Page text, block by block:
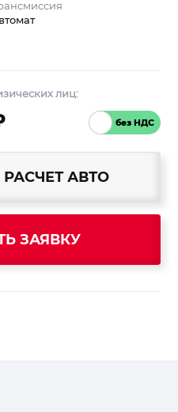
лиц:
АВТО
ОТПРАВИТЬ ЗАЯВКУ